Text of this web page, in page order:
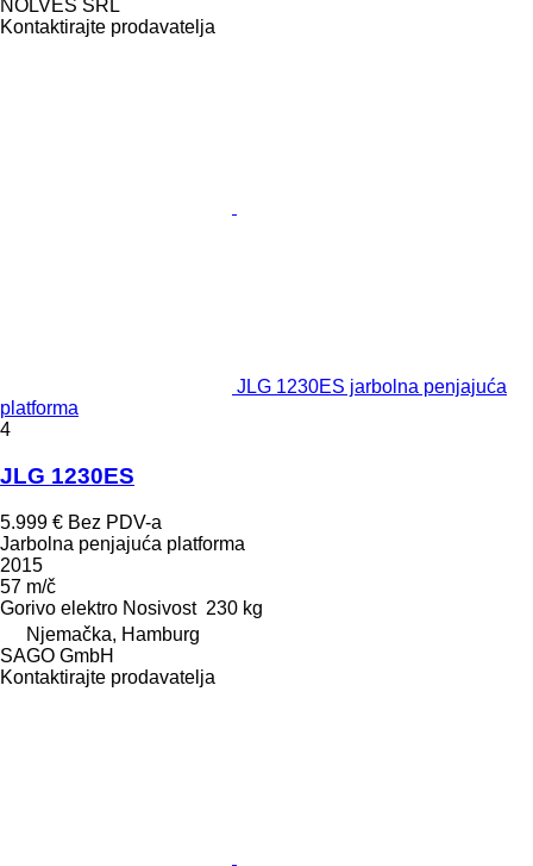
NOLVES SRL
Kontaktirajte prodavatelja
JLG 1230ES jarbolna penjajuća
platforma
4
JLG 1230ES
5.999 € Bez PDV-a
Jarbolna penjajuća platforma
2015
57 m/č
Gorivo elektro Nosivost 230 kg
Njemačka, Hamburg
SAGO GmbH
Kontaktirajte prodavatelja